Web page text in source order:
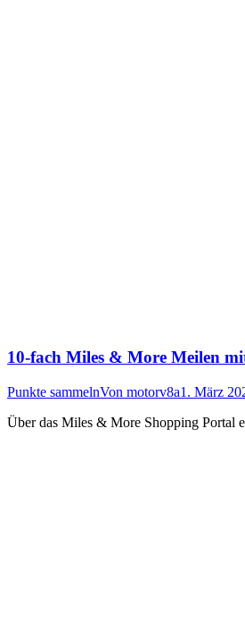
10-fach Miles & More Meilen
Punkte sammelnVon motorv8a1. März
Über das Miles & More Shopping Portal